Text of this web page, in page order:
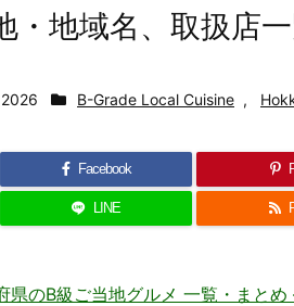
・地域名、取扱店
B-Grade Local Cuisine ,
Facebook
LINE
県のB級ご当地グルメ 一覧・まと